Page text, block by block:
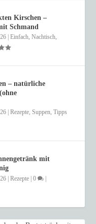
Kirschen –
Schmand
|Einfach ,Nachtisch
– natürliche
|Rezepte ,Suppen ,Tipps
mit
|Rezepte |0 |